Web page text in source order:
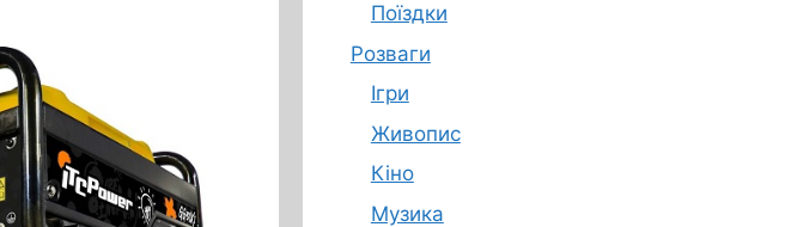
Поїздки
Розваги
Ігри
Живопис
Кіно
Музика